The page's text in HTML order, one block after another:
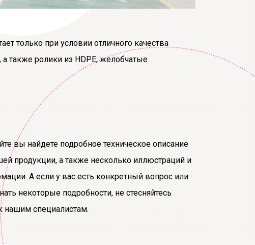
только при условии отличного качества
а также ролики из HDPE, желобчатые
вы найдете подробное техническое описание
продукции, а также несколько иллюстраций и
А если у вас есть конкретный вопрос или
некоторые подробности, не стесняйтесь
нашим специалистам.